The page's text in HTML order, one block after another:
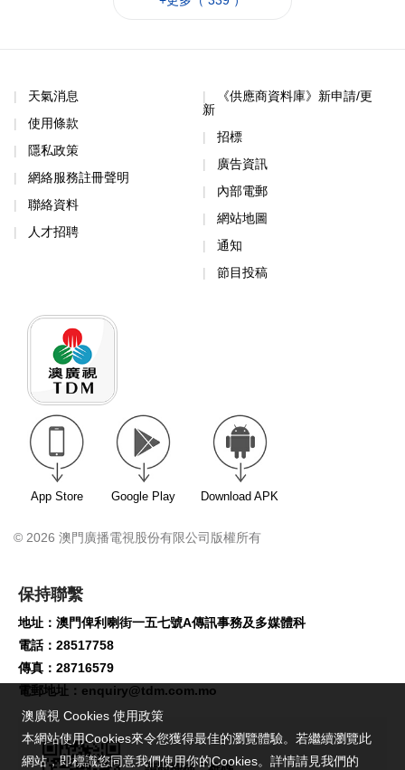
天氣消息
使用條款
隱私政策
網絡服務註冊聲明
聯絡資料
人才招聘
《供應商資料庫》新申請/更
新
招標
廣告資訊
內部電郵
網站地圖
通知
節目投稿
App Store Google Play Download APK
© 2026 澳門廣播電視股份有限公司版權所有
保持聯繫
地址：澳門俾利喇街一五七號A傳訊事務及多媒體科
電話：28517758
傳真：28716579
電郵地址： enquiry@tdm.com.mo
澳廣視 Cookies 使用政策
本網站使用Cookies來令您獲得最佳的瀏覽體驗。若繼續瀏覽此
網站，即標識您同意我們使用你的Cookies。詳情請見我們的